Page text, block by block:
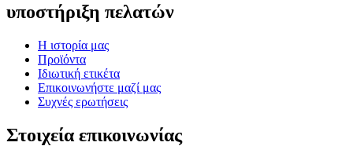
υποστήριξη πελατών
Η ιστορία μας
Προϊόντα
Ιδιωτική ετικέτα
Επικοινωνήστε μαζί μας
Συχνές ερωτήσεις
Στοιχεία επικοινωνίας